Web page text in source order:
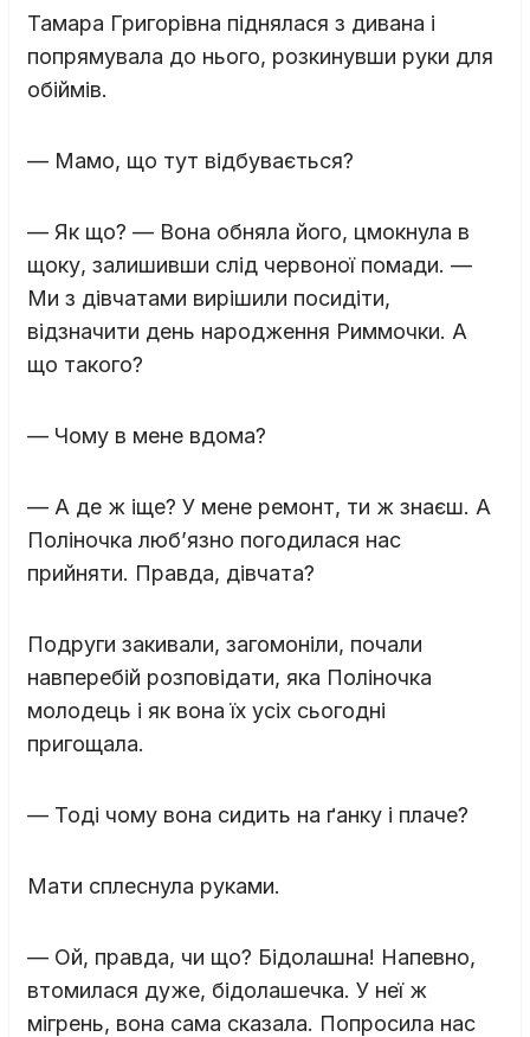
Тамара Григорівна піднялася з дивана і
попрямувала до нього, розкинувши руки для
обіймів.
— Мамо, що тут відбувається?
— Як що? — Вона обняла його, цмокнула в
щоку, залишивши слід червоної помади. —
Ми з дівчатами вирішили посидіти,
відзначити день народження Риммочки. А
що такого?
— Чому в мене вдома?
— А де ж іще? У мене ремонт, ти ж знаєш. А
Поліночка люб’язно погодилася нас
прийняти. Правда, дівчата?
Подруги закивали, загомоніли, почали
навперебій розповідати, яка Поліночка
молодець і як вона їх усіх сьогодні
пригощала.
— Тоді чому вона сидить на ґанку і плаче?
Мати сплеснула руками.
— Ой, правда, чи що? Бідолашна! Напевно,
втомилася дуже, бідолашечка. У неї ж
мігрень, вона сама сказала. Попросила нас